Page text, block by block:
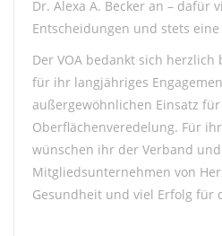
Dr. Alexa A. Becker an – dafür
Entscheidungen und stets
Der VOA bedankt sich herzlich
für ihr langjähriges
außergewöhnlichen Einsatz
Oberflächenveredelung. Für
wünschen ihr der Verband
Mitgliedsunternehmen von
Gesundheit und viel Erfolg für